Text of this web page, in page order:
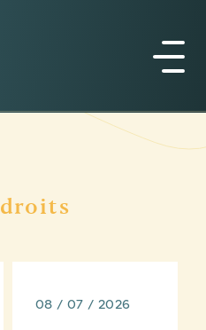
08 / 07 / 2026